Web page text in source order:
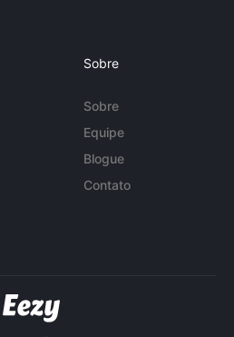
Sobre
Sobre
Equipe
Blogue
Contato